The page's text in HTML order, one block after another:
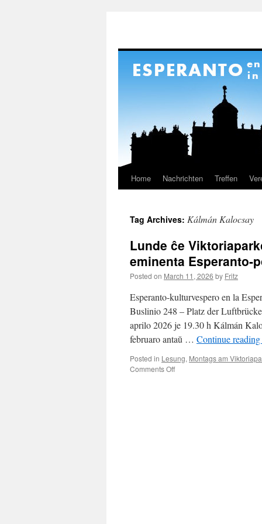
Skip
content
Home Nachrichten Treffen
Tag Archives: Kálmán Kalocsay
Lunde ĉe
eminenta Esperanto-
Posted on March 11, 2026 by Fritz
Esperanto-kulturvespero en la
Buslinio 248 – Platz der
aprilo 2026 je 19.30 h Kálmán
februaro antaŭ … Continue reading
Posted in Lesung, Montags am
Comments Offon